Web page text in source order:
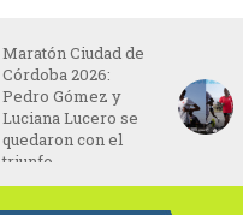
Maratón Ciudad de
Córdoba 2026:
Pedro Gómez y
Luciana Lucero se
quedaron con el
triunfo